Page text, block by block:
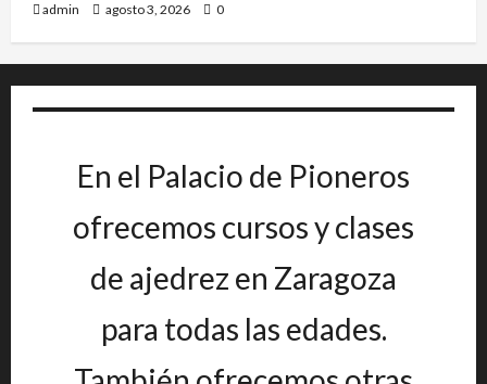
admin agosto 3, 2026 0
En el Palacio de Pioneros
ofrecemos cursos y clases
de ajedrez en Zaragoza
para todas las edades.